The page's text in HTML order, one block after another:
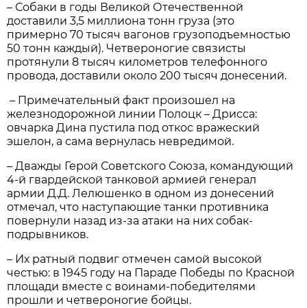
– Собаки в годы Великой Отечественной
доставили 3,5 миллиона тонн груза (это
примерно 70 тысяч вагонов грузоподъемностью
50 тонн каждый). Четвероногие связисты
протянули 8 тысяч километров телефонного
провода, доставили около 200 тысяч донесений.
– Примечательный факт произошел на
железнодорожной линии Полоцк – Дрисса:
овчарка Дина пустила под откос вражеский
эшелон, а сама вернулась невредимой.
– Дважды Герой Советского Союза, командующий
4-й гвардейской танковой армией генерал
армии Д.Д. Лелюшенко в одном из донесений
отмечал, что наступающие танки противника
повернули назад из-за атаки на них собак-
подрывников.
– Их ратный подвиг отмечен самой высокой
честью: в 1945 году на Параде Победы по Красной
площади вместе с воинами-победителями
прошли и четвероногие бойцы.